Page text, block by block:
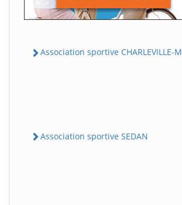
Association sportive CHARLEVILLE-
Association sportive SEDAN